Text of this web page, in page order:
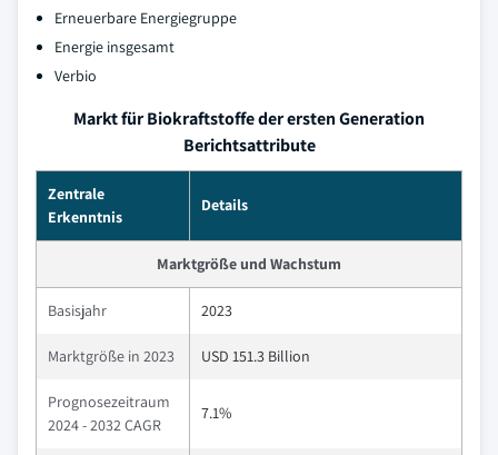
Erneuerbare Energiegruppe
Energie insgesamt
Verbio
Markt für Biokraftstoffe der ersten Generation
Berichtsattribute
Zentrale
Erkenntnis
Details
Marktgröße und Wachstum
Basisjahr 2023
Marktgröße in 2023 USD 151.3 Billion
Prognosezeitraum
2024 - 2032 CAGR
7.1%